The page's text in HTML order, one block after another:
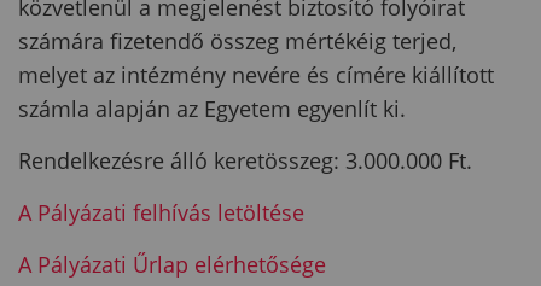
közvetlenül a megjelenést biztosító folyóirat
számára fizetendő összeg mértékéig terjed,
melyet az intézmény nevére és címére kiállított
számla alapján az Egyetem egyenlít ki.
Rendelkezésre álló keretösszeg: 3.000.000 Ft.
A Pályázati felhívás letöltése
A Pályázati Űrlap elérhetősége